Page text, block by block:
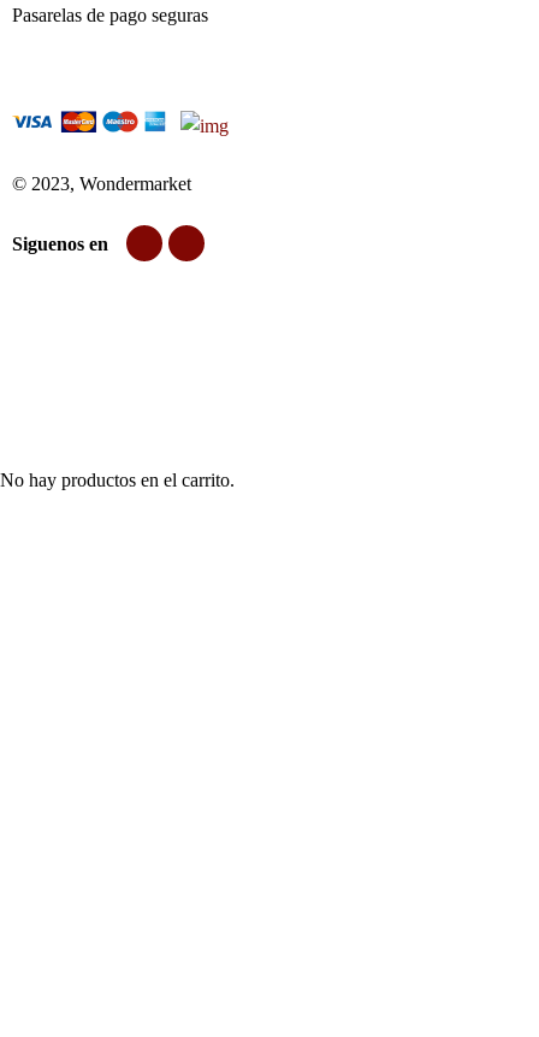
Pasarelas de pago seguras
© 2023, Wondermarket
Siguenos en
No hay productos en el carrito.